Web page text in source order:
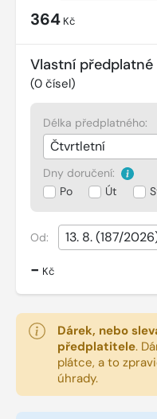
364 Kč
Vlastní předplatné
(0 čísel)
Délka předplatného:
Dny doručení:
Po
Út
Od:
- Kč
Dárek, nebo
předplatitele.
plátce, a to
úhrady.